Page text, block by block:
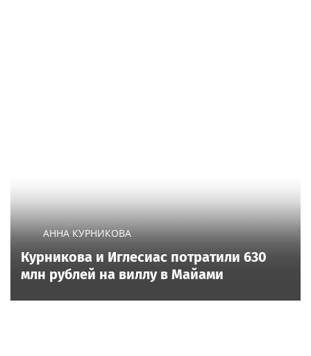
АННА КУРНИКОВА
Курникова и Иглесиас потратили 630
млн рублей на виллу в Майами